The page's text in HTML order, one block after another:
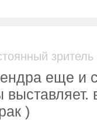
зритель
еще и
выставляет.
)